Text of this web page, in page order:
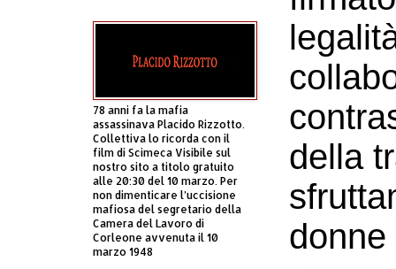
della
78 anni fa la mafia
assassinava Placido Rizzotto.
Collettiva lo ricorda con il
film di Scimeca Visibile sul
nostro sito a titolo gratuito
alle 20:30 del 10 marzo. Per
non dimenticare l’uccisione
mafiosa del segretario della
Camera del Lavoro di
Corleone avvenuta il 10
marzo 1948